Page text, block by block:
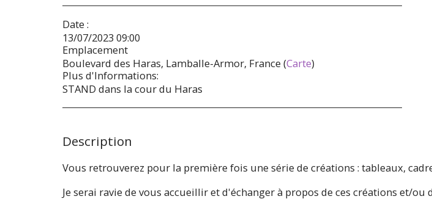
Date :
13/07/2023 09:00
Emplacement
Boulevard des Haras, Lamballe-Armor, France (Carte)
Plus d'Informations:
STAND dans la cour du Haras
Description
Vous retrouverez pour la première fois une série de créations : tableaux,
Je serai ravie de vous accueillir et d'échanger à propos de ces créations et/